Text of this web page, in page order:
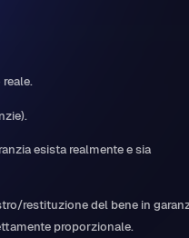
esista realmente e sia
restituzione del bene in
proporzionale.